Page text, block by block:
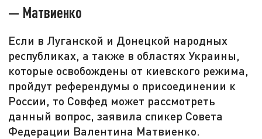
— Матвиенко
Если в Луганской и Донецкой народных
республиках, а также в областях Украины,
которые освобождены от киевского режима,
пройдут референдумы о присоединении к
России, то Совфед может рассмотреть
данный вопрос, заявила спикер Совета
Федерации Валентина Матвиенко.